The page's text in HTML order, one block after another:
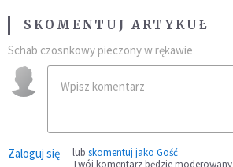
SKOMENTUJ ARTYKUŁ
Schab czosnkowy pieczony w rękawie
Zaloguj się lub skomentuj jako Gość